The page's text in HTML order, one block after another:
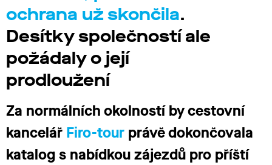
ochrana už skončila.
Desítky společností ale
požádaly o její
prodloužení
Za normálních okolností by cestovní
kancelář Firo-tour právě dokončovala
katalog s nabídkou zájezdů pro příští